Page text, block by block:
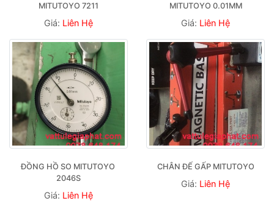
MITUTOYO 7211
Giá: Liên Hệ
MITUTOYO 0.01MM
Giá: Liên Hệ
ĐỒNG HỒ SO MITUTOYO
2046S
Giá: Liên Hệ
CHÂN ĐẾ GẤP MITUTOYO
Giá: Liên Hệ